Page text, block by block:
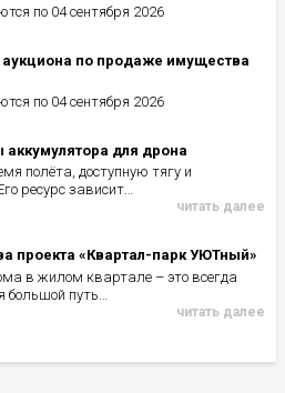
по 04 сентября 2026
по продаже имущества
по 04 сентября 2026
для дрона
полёта, доступную тягу и
ресурс зависит…
читать далее
проекта «Квартал-парк УЮТный»
в жилом квартале – это всегда
путь…
читать далее